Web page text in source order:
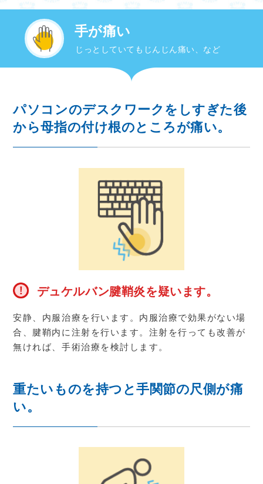
手が痛い
じっとしていてもじんじん痛い、など
パソコンのデスクワークをしすぎた後
から母指の付け根のところが痛い。
デュケルバン腱鞘炎を疑います。
安静、内服治療を行います。内服治療で効果がない場
合、腱鞘内に注射を行います。注射を行っても改善が
無ければ、手術治療を検討します。
重たいものを持つと手関節の尺側が痛
い。